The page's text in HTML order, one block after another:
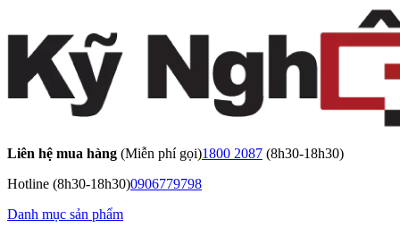
Liên hệ mua hàng (Miễn phí gọi)1800 2087 (8h30-18h30)
Hotline (8h30-18h30)0906779798
Danh mục sản phẩm